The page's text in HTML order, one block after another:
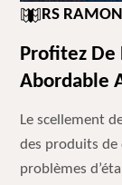
RS
Profitez De
Abordable
Le scellement
des produits de
problèmes